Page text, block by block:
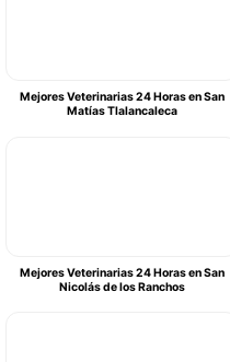
Mejores Veterinarias 24 Horas en San
Matías Tlalancaleca
Mejores Veterinarias 24 Horas en San
Nicolás de los Ranchos